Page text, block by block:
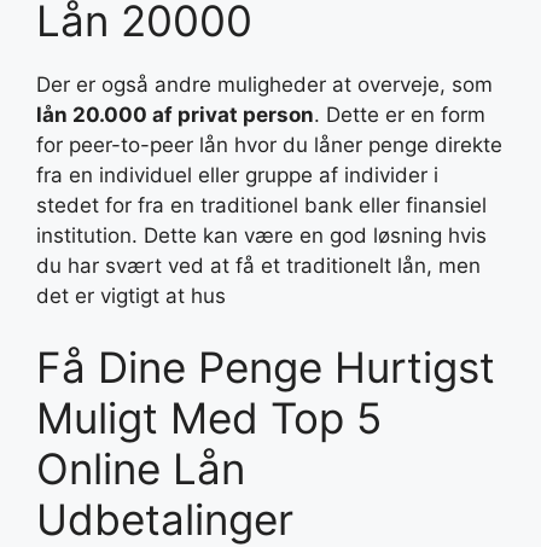
Lån 20000
Der er også andre muligheder at overveje, som
lån 20.000 af privat person. Dette er en form
for peer-to-peer lån hvor du låner penge direkte
fra en individuel eller gruppe af individer i
stedet for fra en traditionel bank eller finansiel
institution. Dette kan være en god løsning hvis
du har svært ved at få et traditionelt lån, men
det er vigtigt at hus
Få Dine Penge Hurtigst
Muligt Med Top 5
Online Lån
Udbetalinger